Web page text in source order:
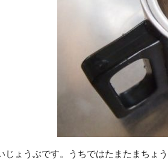
ょうぶです。うちではたまたまちょ